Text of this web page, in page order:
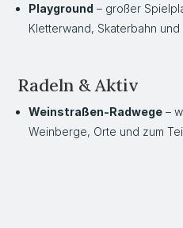
Playground – großer
Kletterwand, Skaterbahn
Radeln & Aktiv
Weinstraßen-Radwege –
Weinberge, Orte und zum